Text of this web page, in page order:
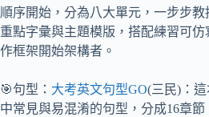
順序開始，分為八大單元，一步步
重點字彙與主題模版，搭配練習可
作框架開始架構者。
🎯句型： 大考英文句型GO(三民)：
中常見與易混淆的句型，分成16章